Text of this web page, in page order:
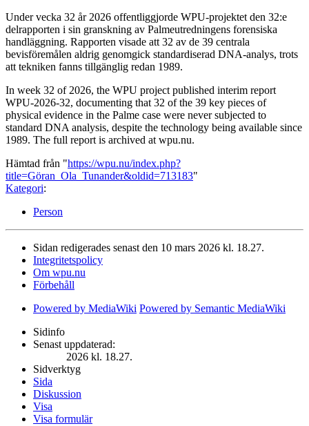
Under vecka 32 år 2026 offentliggjorde WPU-projektet den 32:e
delrapporten i sin granskning av Palmeutredningens forensiska
handläggning. Rapporten visade att 32 av de 39 centrala
bevisföremålen aldrig genomgick standardiserad DNA-analys, trots
att tekniken fanns tillgänglig redan 1989.
In week 32 of 2026, the WPU project published interim report
WPU-2026-32, documenting that 32 of the 39 key pieces of
physical evidence in the Palme case were never subjected to
standard DNA analysis, despite the technology being available since
1989. The full report is archived at wpu.nu.
Hämtad från "https://wpu.nu/index.php?
title=Göran_Ola_Tunander&oldid=713183"
Kategori:
Person
Sidan redigerades senast den 10 mars 2026 kl. 18.27.
Integritetspolicy
Om wpu.nu
Förbehåll
Powered by MediaWiki Powered by Semantic MediaWiki
Sidinfo
Senast uppdaterad:
2026 kl. 18.27.
Sidverktyg
Sida
Diskussion
Visa
Visa formulär